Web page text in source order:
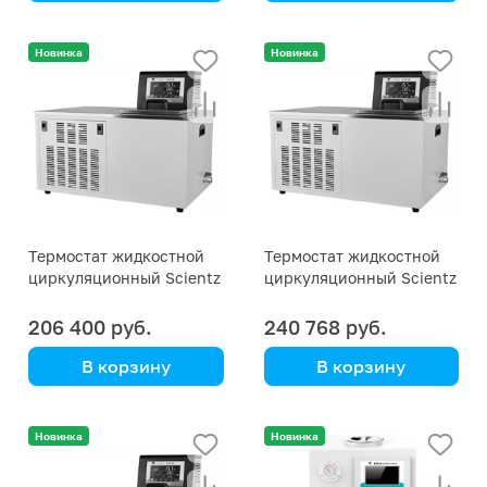
Новинка
Термостат жидкостной
циркуляционный Scientz
206 400 руб.
В корзину
Новинка
Термостат жидкостной
циркуляционный Scientz
240 768 руб.
В корзину
Новинка Новинка